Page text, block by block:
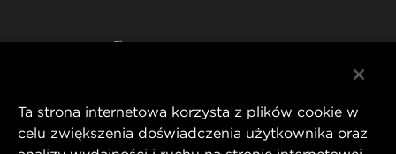
Ta strona internetowa korzysta z plików cookie w
celu zwiększenia doświadczenia użytkownika oraz